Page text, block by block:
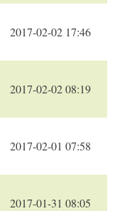
2017-02-02 17:46
2017-02-02 08:19
2017-02-01 07:58
2017-01-31 08:05